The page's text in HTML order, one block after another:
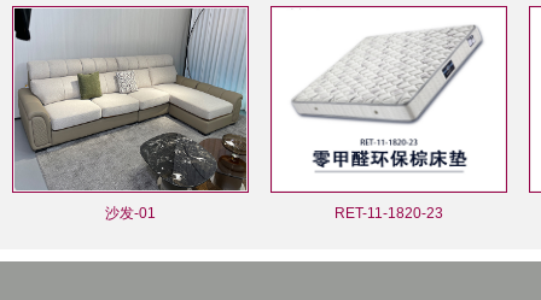
沙发-01 RET-11-1820-23